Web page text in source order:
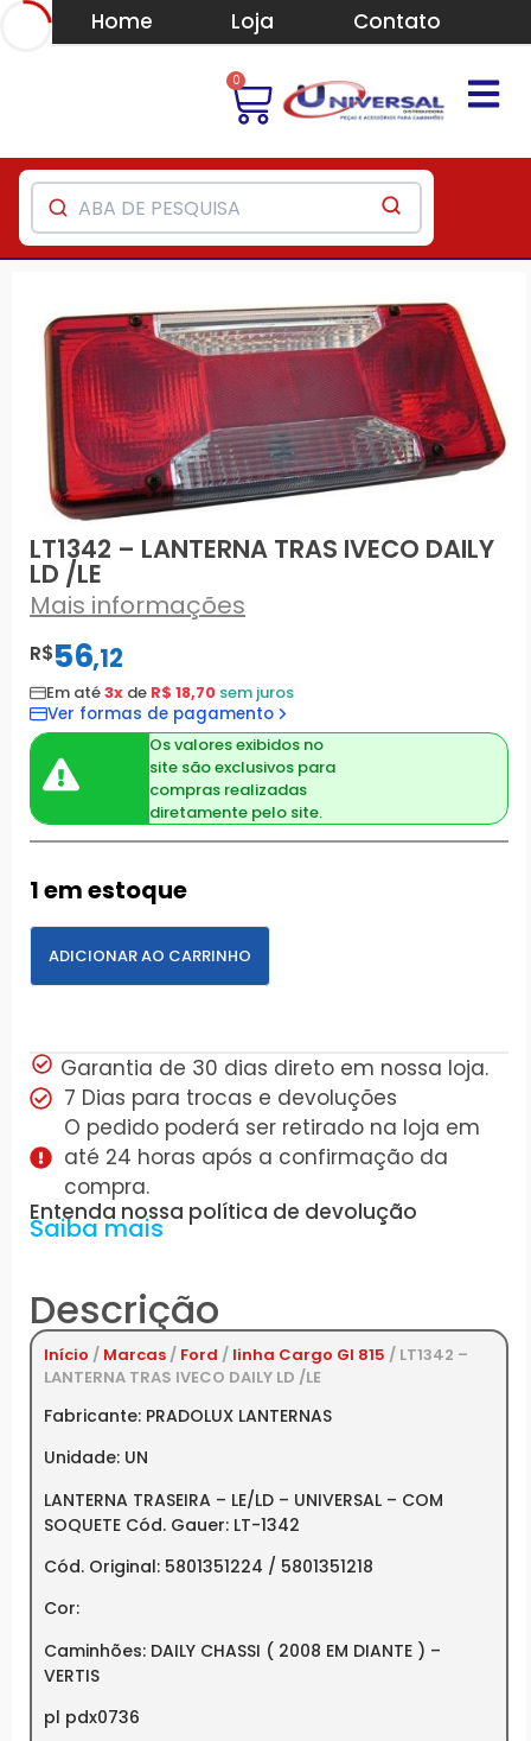
Home Loja Contato
0
LT1342 – LANTERNA TRAS IVECO DAILY
LD /LE
Mais informações
R$56,12
Em até3x de R$ 18,70 sem juros
Ver formas de pagamento
Os valores exibidos no
site são exclusivos para
compras realizadas
diretamente pelo site.
1 em estoque
ADICIONAR AO CARRINHO
Garantia de 30 dias direto em nossa loja.
7 Dias para trocas e devoluções
O pedido poderá ser retirado na loja em
até 24 horas após a confirmação da
compra.
Entenda nossa política de devolução
Saiba mais
Descrição
Início / Marcas / Ford / linha Cargo GI 815 / LT1342 –
LANTERNA TRAS IVECO DAILY LD /LE
Fabricante: PRADOLUX LANTERNAS
Unidade: UN
LANTERNA TRASEIRA – LE/LD – UNIVERSAL – COM
SOQUETE Cód. Gauer: LT-1342
Cód. Original: 5801351224 / 5801351218
Cor:
Caminhões: DAILY CHASSI ( 2008 EM DIANTE ) –
VERTIS
pl pdx0736